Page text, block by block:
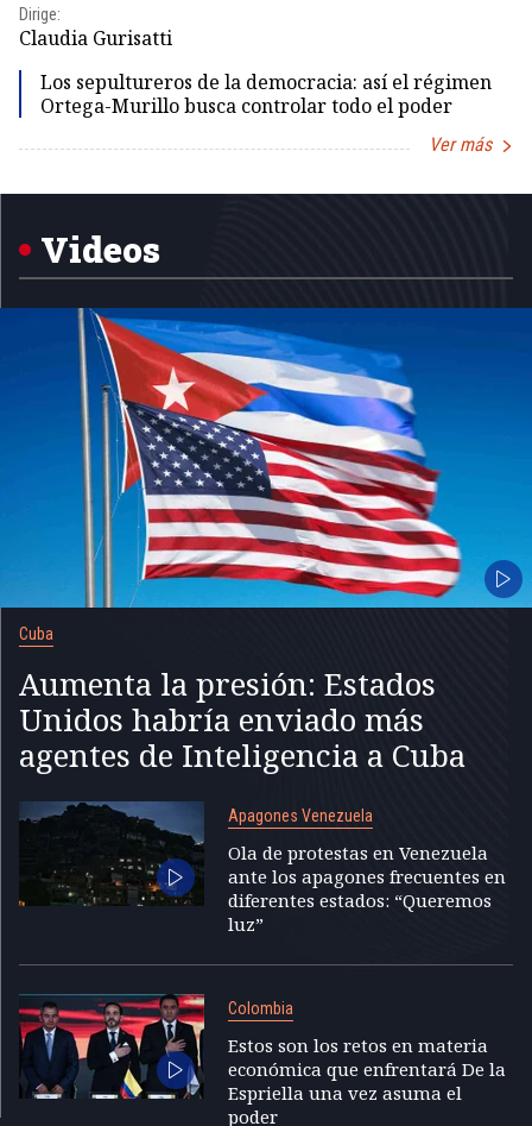
Dirige:
Claudia Gurisatti
Los sepultureros de la democracia: así el régimen
Ortega-Murillo busca controlar todo el poder
Ver más
1
Videos
Cuba
Aumenta la presión: Estados
Unidos habría enviado más
agentes de Inteligencia a Cuba
Apagones Venezuela
Ola de protestas en Venezuela
ante los apagones frecuentes en
diferentes estados: “Queremos
luz”
Colombia
Estos son los retos en materia
económica que enfrentará De la
Espriella una vez asuma el
poder